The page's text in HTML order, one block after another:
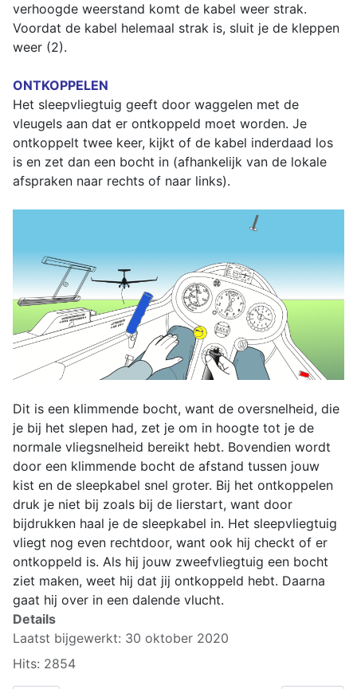
verhoogde weerstand komt de kabel weer strak.
Voordat de kabel helemaal strak is, sluit je de kleppen
weer (2).
ONTKOPPELEN
Het sleepvliegtuig geeft door waggelen met de
vleugels aan dat er ontkoppeld moet worden. Je
ontkoppelt twee keer, kijkt of de kabel inderdaad los
is en zet dan een bocht in (afhankelijk van de lokale
afspraken naar rechts of naar links).
Dit is een klimmende bocht, want de oversnelheid, die
je bij het slepen had, zet je om in hoogte tot je de
normale vliegsnelheid bereikt hebt. Bovendien wordt
door een klimmende bocht de afstand tussen jouw
kist en de sleepkabel snel groter. Bij het ontkoppelen
druk je niet bij zoals bij de lierstart, want door
bijdrukken haal je de sleepkabel in. Het sleepvliegtuig
vliegt nog even rechtdoor, want ook hij checkt of er
ontkoppeld is. Als hij jouw zweefvliegtuig een bocht
ziet maken, weet hij dat jij ontkoppeld hebt. Daarna
gaat hij over in een dalende vlucht.
Details
Laatst bijgewerkt: 30 oktober 2020
Hits: 2854